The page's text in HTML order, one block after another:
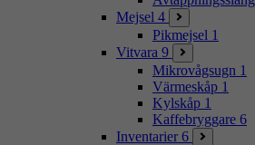
Mejsel 4
Pikmejsel 1
Vitvara 9
Mikrovågsugn 1
Värmeskåp 1
Kylskåp 1
Kaffebryggare 6
Inventarier 6